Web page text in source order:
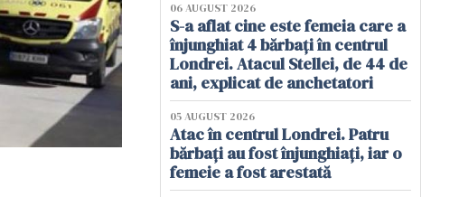
06 AUGUST 2026
S-a aflat cine este femeia care a
înjunghiat 4 bărbați în centrul
Londrei. Atacul Stellei, de 44 de
ani, explicat de anchetatori
05 AUGUST 2026
Atac în centrul Londrei. Patru
bărbați au fost înjunghiați, iar o
femeie a fost arestată